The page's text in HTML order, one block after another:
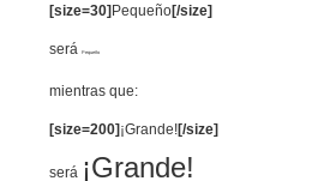
[size=30] Pequeño[/size]
será Pequeño
mientras que:
[size=200] ¡Grande![/size]
será ¡Grande!